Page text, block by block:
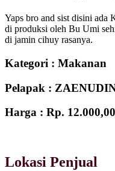
Yaps bro and sist disini ada
di produksi oleh Bu Umi
di jamin cihuy rasanya.
Kategori : Makanan
Pelapak :
Harga : Rp. 12.000,00
Lokasi Penjual